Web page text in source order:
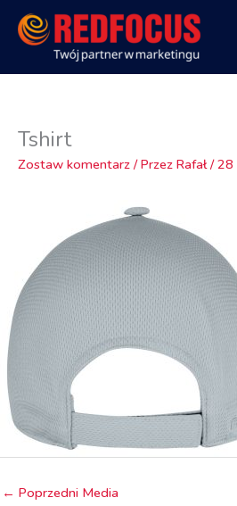
Przejdź
Tshirt
Zostaw komentarz / Przez Rafał/28
← Poprzedni Media